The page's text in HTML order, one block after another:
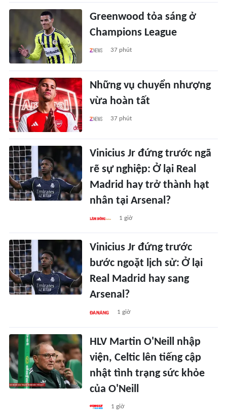
Greenwood tỏa sáng ở
Champions League
37 phút
Những vụ chuyển nhượng
vừa hoàn tất
37 phút
Vinicius Jr đứng trước ngã
rẽ sự nghiệp: Ở lại Real
Madrid hay trở thành hạt
nhân tại Arsenal?
1 giờ
Vinicius Jr đứng trước
bước ngoặt lịch sử: Ở lại
Real Madrid hay sang
Arsenal?
1 giờ
HLV Martin O'Neill nhập
viện, Celtic lên tiếng cập
nhật tình trạng sức khỏe
của O'Neill
1 giờ